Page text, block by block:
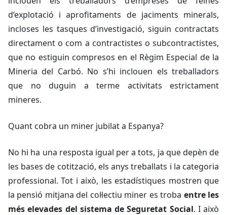
d’explotació i aprofitaments de jaciments minerals,
incloses les tasques d’investigació, siguin contractats
directament o com a contractistes o subcontractistes,
que no estiguin compresos en el Règim Especial de la
Mineria del Carbó. No s’hi inclouen els treballadors
que no duguin a terme activitats estrictament
mineres.
Quant cobra un miner jubilat a Espanya?
No hi ha una resposta igual per a tots, ja que depèn de
les bases de cotització, els anys treballats i la categoria
professional. Tot i això, les estadístiques mostren que
la pensió mitjana del col·lectiu miner es troba entre les
més elevades del sistema de Seguretat Social. I això